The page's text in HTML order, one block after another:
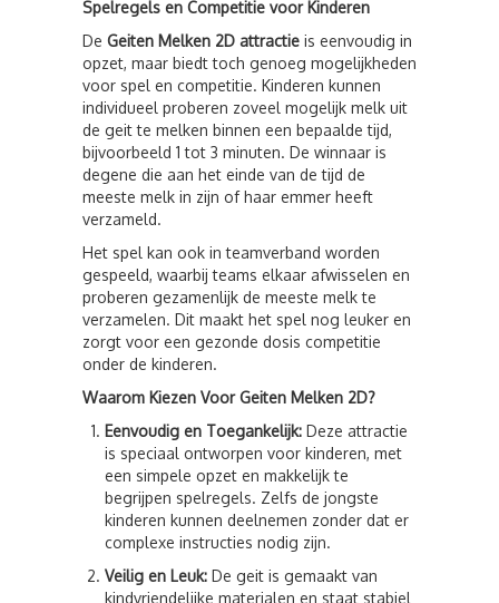
Spelregels en Competitie voor Kinderen
De Geiten Melken 2D attractie is eenvoudig in
opzet, maar biedt toch genoeg mogelijkheden
voor spel en competitie. Kinderen kunnen
individueel proberen zoveel mogelijk melk uit
de geit te melken binnen een bepaalde tijd,
bijvoorbeeld 1 tot 3 minuten. De winnaar is
degene die aan het einde van de tijd de
meeste melk in zijn of haar emmer heeft
verzameld.
Het spel kan ook in teamverband worden
gespeeld, waarbij teams elkaar afwisselen en
proberen gezamenlijk de meeste melk te
verzamelen. Dit maakt het spel nog leuker en
zorgt voor een gezonde dosis competitie
onder de kinderen.
Waarom Kiezen Voor Geiten Melken 2D?
Eenvoudig en Toegankelijk: Deze attractie
is speciaal ontworpen voor kinderen, met
een simpele opzet en makkelijk te
begrijpen spelregels. Zelfs de jongste
kinderen kunnen deelnemen zonder dat er
complexe instructies nodig zijn.
Veilig en Leuk: De geit is gemaakt van
kindvriendelijke materialen en staat stabiel